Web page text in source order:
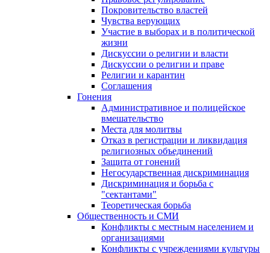
Покровительство властей
Чувства верующих
Участие в выборах и в политической
жизни
Дискуссии о религии и власти
Дискуссии о религии и праве
Религии и карантин
Соглашения
Гонения
Административное и полицейское
вмешательство
Места для молитвы
Отказ в регистрации и ликвидация
религиозных объединений
Защита от гонений
Негосударственная дискриминация
Дискриминация и борьба с
"сектантами"
Теоретическая борьба
Общественность и СМИ
Конфликты с местным населением и
организациями
Конфликты с учреждениями культуры